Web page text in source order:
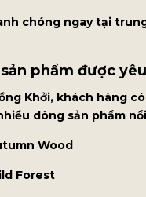
chóng ngay tại
phẩm được
Khởi, khách hàng
dòng sản phẩm
Wood
Forest